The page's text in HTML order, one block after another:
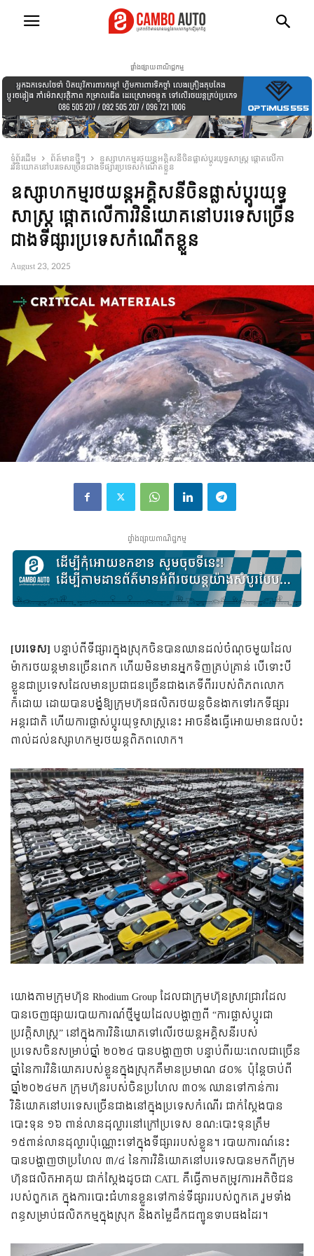
ផ្ទាំងផ្សាយពាណិជ្ជកម្ម
ទំព័រដើម ព័ត៍មានថ្មីៗ
ឧស្សាហកម្មរថយន្តអគ្គិសនីចិនផ្លាស់ប្តូរយុទ្ធសាស្ត្រ ផ្តោតលើកា
រវិនិយោគនៅបរទេសច្រើនជាងទីផ្សារប្រទេសកំណើតខ្លួន
ឧស្សាហកម្មរថយន្តអគ្គិសនីចិនផ្លាស់ប្តូរយុទ្ធ
សាស្ត្រ ផ្តោតលើការវិនិយោគនៅបរទេសច្រើន
ជាងទីផ្សារប្រទេសកំណើតខ្លួន
August 23, 2025
ផ្ទាំងផ្សាយពាណិជ្ជកម្ម
[បរទេស] បន្ទាប់ពីទីផ្សារក្នុងស្រុកចិនបានឈានដល់ចំណុចមួយដែល
ម៉ាករថយន្តមានច្រើនពេក ហើយមិនមានអ្នកទិញគ្រប់គ្រាន់ បើទោះបី
ខ្លួនជាប្រទេសដែលមានប្រជាជនច្រើនជាងគេទីពីររបស់ពិភពលោក
ក៏ដោយ ដោយបានបង្ខំឱ្យក្រុមហ៊ុនផលិតរថយន្តចិនងាកទៅរកទីផ្សារ
អន្តរជាតិ ហើយការផ្លាស់ប្តូរយុទ្ធសាស្ត្រនេះ អាចនឹងធ្វើអោយមានផលប៉ះ
ពាល់ដល់ឧស្សាហកម្មរថយន្តពិភពលោក។
យោងតាមក្រុមហ៊ុន Rhodium Group ដែលជាក្រុមហ៊ុនស្រាវជ្រាវដែល
បានចេញផ្សាយរបាយការណ៍ថ្មីមួយដែលបង្ហាញពី “ការផ្លាស់ប្តូរជា
ប្រវត្តិសាស្ត្រ” នៅក្នុងការវិនិយោគ​ទៅលើរថយន្តអគ្គិសនីរបស់
ប្រទេសចិនសម្រាប់ឆ្នាំ ២០២៤ បានបង្ហាញថា បន្ទាប់ពីរយៈពេលជាច្រើន
ឆ្នាំនៃការវិនិយោគរបស់ខ្លួនក្នុងស្រុកគឺមានប្រមាណ ៨០% ប៉ុន្តែចាប់ពី
ឆ្នាំ២០២៤មក ក្រុមហ៊ុនរបស់ចិនប្រហែល ៣០% ឈានទៅកាន់ការ
វិនិយោគនៅបរទេសច្រើនជាងនៅក្នុងប្រទេសកំណើរ ជាក់ស្តែងបាន
បោះទុន ១៦ ពាន់លានដុល្លារនៅក្រៅប្រទេស ខណ:បោះទុនត្រឹម
១៥ពាន់លានដុល្លារប៉ុណ្ណោះទៅក្នុងទីផ្សាររបស់ខ្លួន។ របាយ​ការណ៍​នេះ
បានបង្ហាញថាប្រហែល​ ៣/៤ ​នៃ​ការ​វិនិយោគ​នៅ​បរទេស​បាន​មក​ពី​ក្រុម
ហ៊ុន​ផលិត​អាគុយ ជាក់ស្តែងដូចជា CATL គឺធ្វើតាមតម្រូវការអតិថិជន
របស់ពួកគេ ក្នុងការបោះជំហានខ្លួនទៅកាន់ទីផ្សាររបស់ពួកគេ រួមទាំង
ពន្ធសម្រាប់ផលិតកម្មក្នុងស្រុក និងតម្លៃដឹកជញ្ជូនទាបផងដែរ។